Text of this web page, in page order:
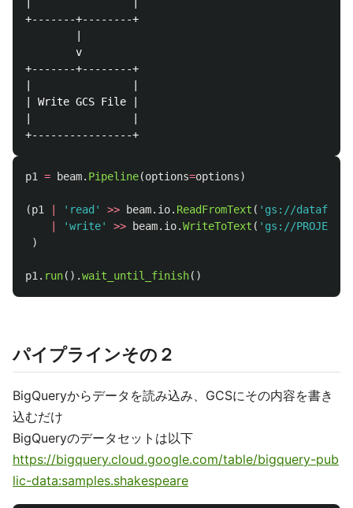
+-------+--------+
        v
+-------+--------+
| Write GCS File |
p1 = beam. Pipeline(options=options)
(p1 ' read ' >> beam. io. ReadFromText ( ' gs://dataflow-
'write' >> beam. io.WriteToText ( ' gs://
)
p1 . run().wait_until_finish()
パイプラインその２
BigQueryからデータを読み込み、GCSにその内容を書き
込むだけ
BigQueryのデータセットは以下
https://bigquery.cloud.google.com/table/bigquery-pub
lic-data:samples.shakespeare